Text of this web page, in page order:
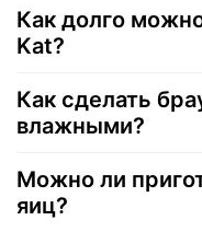
Как долго
Kat?
Как сделать
влажными?
Можно ли
яиц?